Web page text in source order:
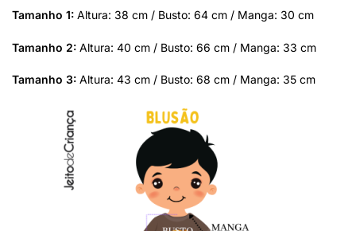
Tamanho 1: Altura: 38 cm / Busto: 64 cm / Manga: 30 cm
Tamanho 2: Altura: 40 cm / Busto: 66 cm / Manga: 33 cm
Tamanho 3: Altura: 43 cm / Busto: 68 cm / Manga: 35 cm